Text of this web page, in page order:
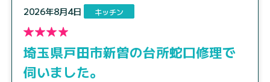
2026年8月4日 キッチン
埼玉県戸田市新曽の台所蛇口修理で
伺いました。